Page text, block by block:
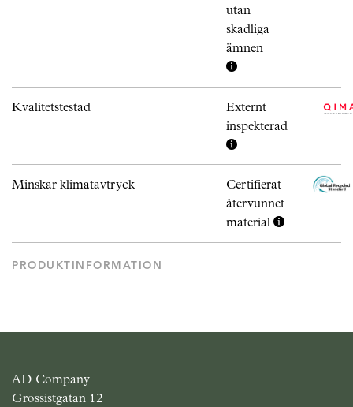
utan
skadliga
ämnen
Kvalitetstestad
Externt
inspekterad
Minskar klimatavtryck
Certifierat
återvunnet
material
PRODUKTINFORMATION
AD Company
Grossistgatan 12